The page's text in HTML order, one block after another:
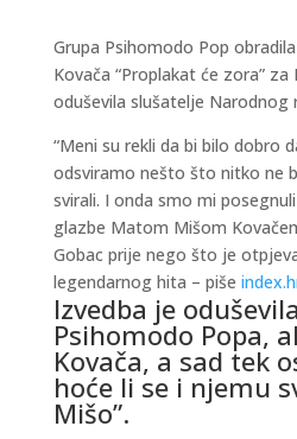
Grupa Psihomodo Pop
Kovača “Proplakat će zora”
oduševila slušatelje Narodnog
“Meni su rekli da bi bilo dobro
odsviramo nešto što nitko ne
svirali. I onda smo mi
glazbe Matom Mišom
Gobac prije nego što je
legendarnog hita – piše
Izvedba je
Psihomodo Popa,
Kovača, a sad tek
hoće li se i njemu
Mišo”.